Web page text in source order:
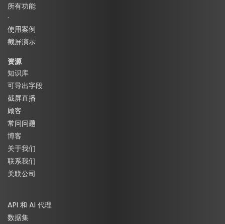
所有功能
·
使用案例
截屏演示
资源
知识库
可导出字段
截屏直播
顾客
常问问题
博客
关于我们
联系我们
关联公司
API 和 AI 代理
数据集